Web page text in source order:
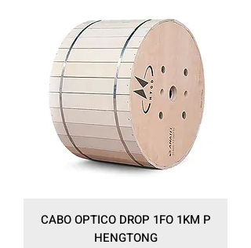
CABO OPTICO DROP 1FO 1KM P
HENGTONG